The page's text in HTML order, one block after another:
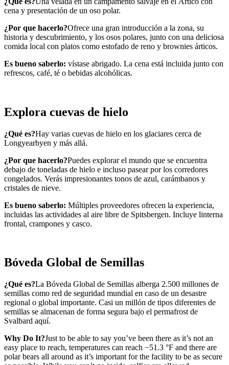
cena y presentación de un oso polar.
¿Por que hacerlo?Ofrece una gran introducción a la zona, su
historia y descubrimiento, y los osos polares, junto con una deliciosa
comida local con platos como estofado de reno y brownies árticos.
Es bueno saberlo: vístase abrigado. La cena está incluida junto con
refrescos, café, té o bebidas alcohólicas.
Explora cuevas de hielo
¿Qué es?Hay varias cuevas de hielo en los glaciares cerca de
Longyearbyen y más allá.
¿Por que hacerlo?Puedes explorar el mundo que se encuentra
debajo de toneladas de hielo e incluso pasear por los corredores
congelados. Verás impresionantes tonos de azul, carámbanos y
cristales de nieve.
Es bueno saberlo: Múltiples proveedores ofrecen la experiencia,
incluidas las actividades al aire libre de Spitsbergen. Incluye linterna
frontal, crampones y casco.
Bóveda Global de Semillas
¿Qué es?La Bóveda Global de Semillas alberga 2.500 millones de
semillas como red de seguridad mundial en caso de un desastre
regional o global importante. Casi un millón de tipos diferentes de
semillas se almacenan de forma segura bajo el permafrost de
Svalbard aquí.
Why Do It?Just to be able to say you’ve been there as it’s not an
easy place to reach, temperatures can reach −51.3 °F and there are
polar bears all around as it’s important for the facility to be as secure